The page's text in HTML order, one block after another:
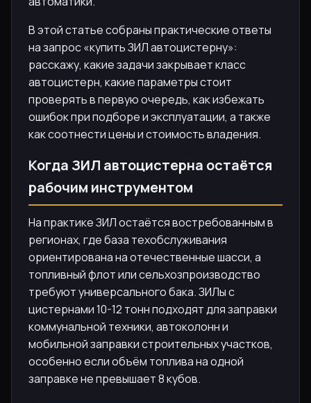
В этой статье собраны практические ответы
на запрос «купить ЗИЛ автоцистерну»:
расскажу, какие задачи закрывает класс
автоцистерн, какие параметры стоит
проверять в первую очередь, как избежать
ошибок при подборе и эксплуатации, а также
как соотнести цены и стоимость владения.
Когда ЗИЛ автоцистерна остаётся
рабочим инструментом
На практике ЗИЛ остаётся востребованным в
регионах, где база техобслуживания
ориентирована на отечественные шасси, а
топливный флот или сельхозпроизводство
требуют универсального бака. ЗИЛы с
цистернами 10-12 тонн подходят для заправки
коммунальной техники, автоколонн и
мобильной заправки строительных участков,
особенно если объём топлива на одной
заправке не превышает 8 кубов.